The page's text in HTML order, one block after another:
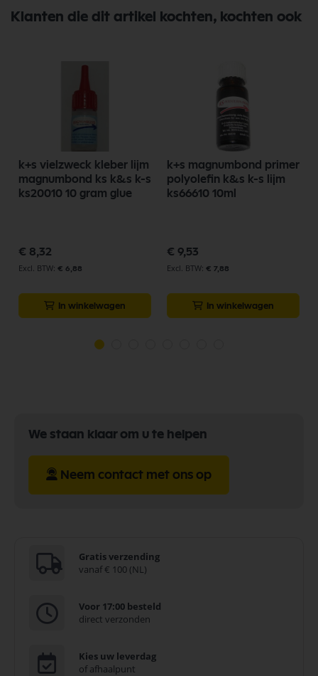
Klanten die dit artikel kochten, kochten ook
k+s vielzweck kleber lijm
magnumbond ks k&s k-s
ks20010 10 gram glue
€ 8,32
€ 6,88
In winkelwagen
k+s magnumbond primer
polyolefin k&s k-s lijm
ks66610 10ml
€ 9,53
€ 7,88
In winkelwagen
We staan klaar om u te helpen
Neem contact met ons op
Gratis verzending
vanaf € 100 (NL)
Voor 17:00 besteld
direct verzonden
Kies uw leverdag
of afhaalpunt